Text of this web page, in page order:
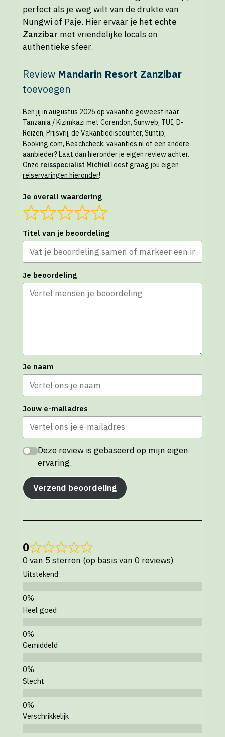
perfect als je weg wilt van de drukte van
Nungwi of Paje. Hier ervaar je het echte
Zanzibar met vriendelijke locals en
authentieke sfeer.
Review Mandarin Resort Zanzibar
toevoegen
Ben jij in augustus 2026 op vakantie geweest naar
Tanzania / Kizimkazi met Corendon, Sunweb, TUI, D-
Reizen, Prijsvrij, de Vakantiediscounter, Suntip,
Booking.com, Beachcheck, vakanties.nl of een andere
aanbieder? Laat dan hieronder je eigen review achter.
Onze reisspecialist Michielleest graag jou eigen
reiservaringen hieronder!
Je overall waardering
Titel van je beoordeling
Je beoordeling
Je naam
Jouw e-mailadres
Deze review is gebaseerd op mijn eigen
ervaring.
Verzend beoordeling
0
0 van 5 sterren (op basis van 0 reviews)
Uitstekend
Heel goed
Gemiddeld
Slecht
Verschrikkelijk